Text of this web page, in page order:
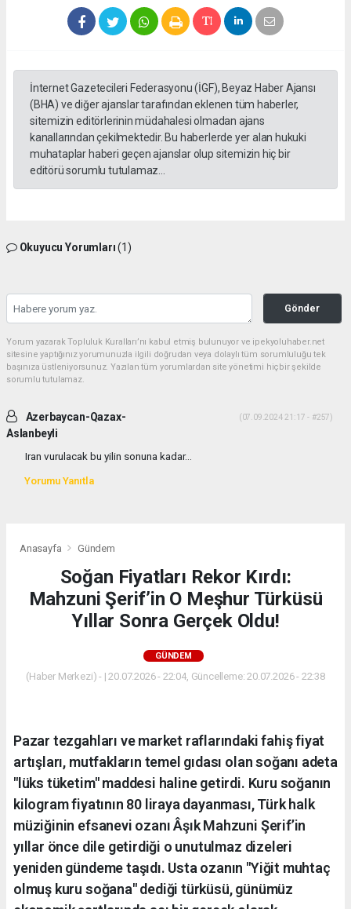
İnternet Gazetecileri Federasyonu (İGF), Beyaz Haber Ajansı
(BHA) ve diğer ajanslar tarafından eklenen tüm haberler,
sitemizin editörlerinin müdahalesi olmadan ajans
kanallarından çekilmektedir. Bu haberlerde yer alan hukuki
muhataplar haberi geçen ajanslar olup sitemizin hiç bir
editörü sorumlu tutulamaz...
Okuyucu Yorumları(1)
Gönder
Yorum yazarak Topluluk Kuralları’nı kabul etmiş bulunuyor ve ipekyoluhaber.net
sitesine yaptığınız yorumunuzla ilgili doğrudan veya dolaylı tüm sorumluluğu tek
başınıza üstleniyorsunuz. Yazılan tüm yorumlardan site yönetimi hiçbir şekilde
sorumlu tutulamaz.
Azerbaycan-Qazax-
Aslanbeyli
(07.09.2024 21:17 - #257)
Iran vurulacak bu yilin sonuna kadar...
Yorumu Yanıtla
Anasayfa Gündem
Soğan Fiyatları Rekor Kırdı:
Mahzuni Şerif’in O Meşhur Türküsü
Yıllar Sonra Gerçek Oldu!
GÜNDEM
(Haber Merkezi) - | 20.07.2026 - 22:04, Güncelleme: 20.07.2026 - 22:38
Pazar tezgahları ve market raflarındaki fahiş fiyat
artışları, mutfakların temel gıdası olan soğanı adeta
"lüks tüketim" maddesi haline getirdi. Kuru soğanın
kilogram fiyatının 80 liraya dayanması, Türk halk
müziğinin efsanevi ozanı Âşık Mahzuni Şerif’in
yıllar önce dile getirdiği o unutulmaz dizeleri
yeniden gündeme taşıdı. Usta ozanın "Yiğit muhtaç
olmuş kuru soğana" dediği türküsü, günümüz